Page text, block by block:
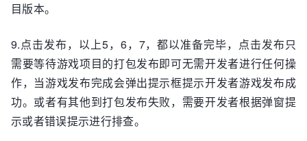
目版本。
9.点击发布，以上5，6，7，都以准备完毕，点击发布只
需要等待游戏项目的打包发布即可无需开发者进行任何操
作，当游戏发布完成会弹出提示框提示开发者游戏发布成
功。或者有其他到打包发布失败，需要开发者根据弹窗提
示或者错误提示进行排查。